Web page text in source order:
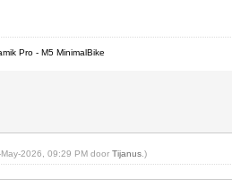
Pro - M5 MinimalBike
2026, 09:29 PM doorTijanus .)